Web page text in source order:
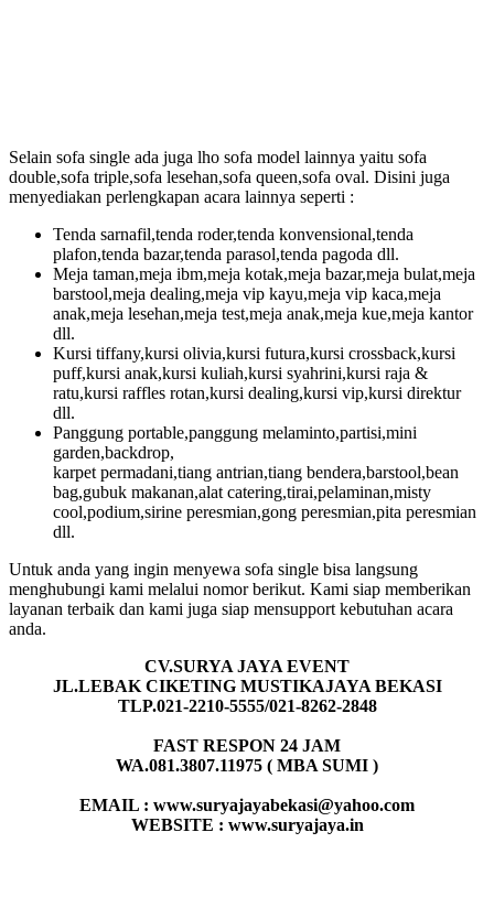
Selain sofa single ada juga lho sofa model lainnya yaitu sofa
double,sofa triple,sofa lesehan,sofa queen,sofa oval. Disini juga
menyediakan perlengkapan acara lainnya seperti :
Tenda sarnafil,tenda roder,tenda konvensional,tenda
plafon,tenda bazar,tenda parasol,tenda pagoda dll.
Meja taman,meja ibm,meja kotak,meja bazar,meja bulat,meja
barstool,meja dealing,meja vip kayu,meja vip kaca,meja
anak,meja lesehan,meja test,meja anak,meja kue,meja kantor
dll.
Kursi tiffany,kursi olivia,kursi futura,kursi crossback,kursi
puff,kursi anak,kursi kuliah,kursi syahrini,kursi raja &
ratu,kursi raffles rotan,kursi dealing,kursi vip,kursi direktur
dll.
Panggung portable,panggung melaminto,partisi,mini
garden,backdrop,
karpet permadani,tiang antrian,tiang bendera,barstool,bean
bag,gubuk makanan,alat catering,tirai,pelaminan,misty
cool,podium,sirine peresmian,gong peresmian,pita peresmian
dll.
Untuk anda yang ingin menyewa sofa single bisa langsung
menghubungi kami melalui nomor berikut. Kami siap memberikan
layanan terbaik dan kami juga siap mensupport kebutuhan acara
anda.
CV.SURYA JAYA EVENT
JL.LEBAK CIKETING MUSTIKAJAYA BEKASI
TLP.021-2210-5555/021-8262-2848
FAST RESPON 24 JAM
WA.081.3807.11975 ( MBA SUMI )
EMAIL : www.suryajayabekasi@yahoo.com
WEBSITE : www.suryajaya.in